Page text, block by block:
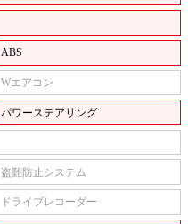
ABS
Wエアコン
パワーステアリング
盗難防止システム
ドライブレコーダー